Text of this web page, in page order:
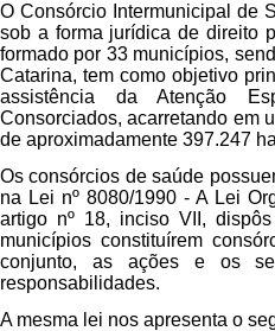
O Consórcio Intermunicipal de
sob a forma jurídica de direito
formado por 33 municípios,
Catarina, tem como objetivo
assistência da Atenção
Consorciados, acarretando em
de aproximadamente 397.247
Os consórcios de saúde
na Lei nº 8080/1990 - A Lei
artigo nº 18, inciso VII,
municípios constituírem
conjunto, as ações e os
responsabilidades.
A mesma lei nos apresenta o